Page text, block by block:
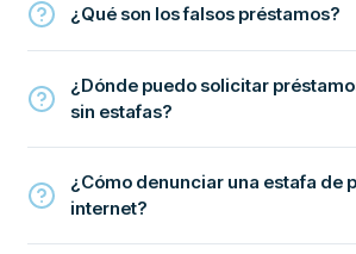
¿Qué son los falsos préstamos?
¿Dónde puedo solicitar
sin estafas?
¿Cómo denunciar una estafa de
internet?